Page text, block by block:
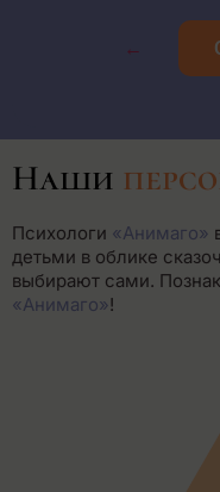
←
Наши
Психологи «Анимаго»
детьми в облике
выбирают сами.
«Анимаго»!